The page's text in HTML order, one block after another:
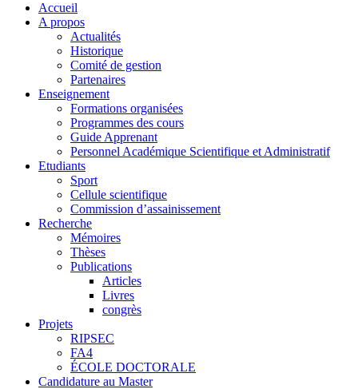
Accueil
A propos
Actualités
Historique
Comité de gestion
Partenaires
Enseignement
Formations organisées
Programmes des cours
Guide Apprenant
Personnel Académique Scientifique et Administratif
Etudiants
Sport
Cellule scientifique
Commission d’assainissement
Recherche
Mémoires
Thèses
Publications
Articles
Livres
congrès
Projets
RIPSEC
FA4
ÉCOLE DOCTORALE
Candidature au Master